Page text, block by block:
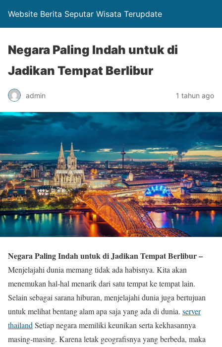
Website Berita Seputar Wisata Terupdate
Negara Paling Indah untuk di
Jadikan Tempat Berlibur
admin 1 tahun ago
Negara Paling Indah untuk di Jadikan Tempat Berlibur –
Menjelajahi dunia memang tidak ada habisnya. Kita akan
menemukan hal-hal menarik dari satu tempat ke tempat lain.
Selain sebagai sarana hiburan, menjelajahi dunia juga bertujuan
untuk melihat bentang alam apa saja yang ada di dunia. server
thailand Setiap negara memiliki keunikan serta kekhasannya
masing-masing. Karena letak geografisnya yang berbeda, maka